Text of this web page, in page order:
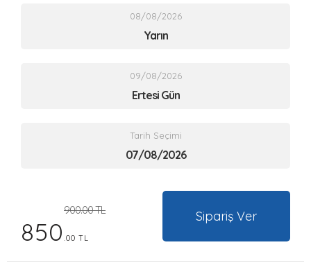
08/08/2026
Yarın
09/08/2026
Ertesi Gün
Tarih Seçimi
900.00 TL
850 .00 TL
Sipariş Ver